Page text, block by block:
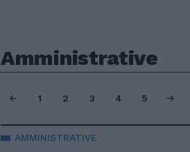
Amministrative
1 2 3 4 5
AMMINISTRATIVE